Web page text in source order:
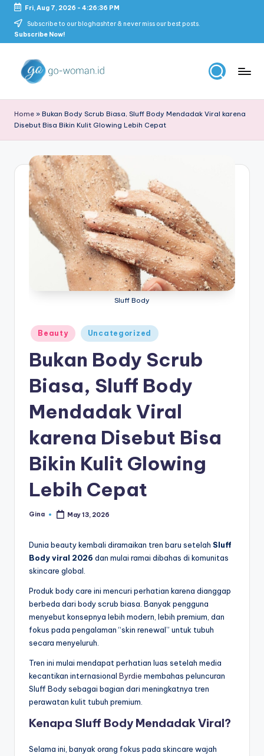
Skip
Fri, Aug 7, 2026 - 4:26:37 PM
Subscribe to our bloghashter & never miss our best posts.
Subscribe Now!
o
-
W
o
m
Home » Bukan Body Scrub Biasa, Sluff Body Mendadak Viral karena
Disebut Bisa Bikin Kulit Glowing Lebih Cepat
Sluff Body
Posted
in
Beauty Uncategorized
Bukan Body Scrub
Biasa, Sluff Body
Mendadak Viral
karena Disebut Bisa
Bikin Kulit Glowing
Lebih Cepat
Posted
Gina May 13, 2026
Dunia beauty kembali diramaikan tren baru setelah Sluff
Body viral 2026 dan mulai ramai dibahas di komunitas
skincare global.
Produk body care ini mencuri perhatian karena dianggap
berbeda dari body scrub biasa. Banyak pengguna
menyebut konsepnya lebih modern, lebih premium, dan
fokus pada pengalaman “skin renewal” untuk tubuh
secara menyeluruh.
Tren ini mulai mendapat perhatian luas setelah media
kecantikan internasional Byrdie membahas peluncuran
Sluff Body sebagai bagian dari meningkatnya tren
perawatan kulit tubuh premium.
Kenapa Sluff Body Mendadak Viral?
Selama ini, banyak orang fokus pada skincare wajah